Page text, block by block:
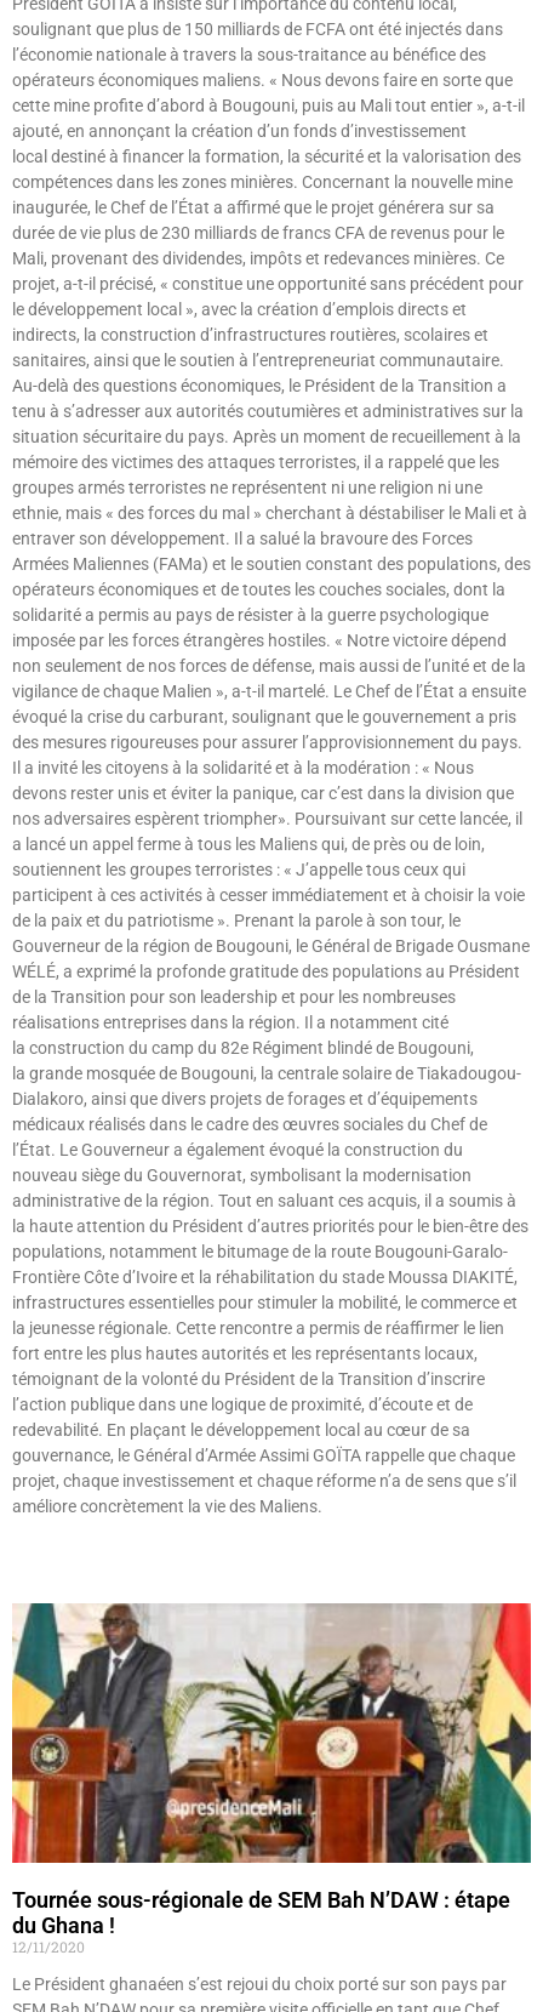
Président GOÏTA a insisté sur l’importance du contenu local,
soulignant que plus de 150 milliards de FCFA ont été injectés dans
l’économie nationale à travers la sous-traitance au bénéfice des
opérateurs économiques maliens. « Nous devons faire en sorte que
cette mine profite d’abord à Bougouni, puis au Mali tout entier », a-t-il
ajouté, en annonçant la création d’un fonds d’investissement
local destiné à financer la formation, la sécurité et la valorisation des
compétences dans les zones minières. Concernant la nouvelle mine
inaugurée, le Chef de l’État a affirmé que le projet générera sur sa
durée de vie plus de 230 milliards de francs CFA de revenus pour le
Mali, provenant des dividendes, impôts et redevances minières. Ce
projet, a-t-il précisé, « constitue une opportunité sans précédent pour
le développement local », avec la création d’emplois directs et
indirects, la construction d’infrastructures routières, scolaires et
sanitaires, ainsi que le soutien à l’entrepreneuriat communautaire.
Au-delà des questions économiques, le Président de la Transition a
tenu à s’adresser aux autorités coutumières et administratives sur la
situation sécuritaire du pays. Après un moment de recueillement à la
mémoire des victimes des attaques terroristes, il a rappelé que les
groupes armés terroristes ne représentent ni une religion ni une
ethnie, mais « des forces du mal » cherchant à déstabiliser le Mali et à
entraver son développement. Il a salué la bravoure des Forces
Armées Maliennes (FAMa) et le soutien constant des populations, des
opérateurs économiques et de toutes les couches sociales, dont la
solidarité a permis au pays de résister à la guerre psychologique
imposée par les forces étrangères hostiles. « Notre victoire dépend
non seulement de nos forces de défense, mais aussi de l’unité et de la
vigilance de chaque Malien », a-t-il martelé. Le Chef de l’État a ensuite
évoqué la crise du carburant, soulignant que le gouvernement a pris
des mesures rigoureuses pour assurer l’approvisionnement du pays.
Il a invité les citoyens à la solidarité et à la modération : « Nous
devons rester unis et éviter la panique, car c’est dans la division que
nos adversaires espèrent triompher». Poursuivant sur cette lancée, il
a lancé un appel ferme à tous les Maliens qui, de près ou de loin,
soutiennent les groupes terroristes : « J’appelle tous ceux qui
participent à ces activités à cesser immédiatement et à choisir la voie
de la paix et du patriotisme ». Prenant la parole à son tour, le
Gouverneur de la région de Bougouni, le Général de Brigade Ousmane
WÉLÉ, a exprimé la profonde gratitude des populations au Président
de la Transition pour son leadership et pour les nombreuses
réalisations entreprises dans la région. Il a notamment cité
la construction du camp du 82e Régiment blindé de Bougouni,
la grande mosquée de Bougouni, la centrale solaire de Tiakadougou-
Dialakoro, ainsi que divers projets de forages et d’équipements
médicaux réalisés dans le cadre des œuvres sociales du Chef de
l’État. Le Gouverneur a également évoqué la construction du
nouveau siège du Gouvernorat, symbolisant la modernisation
administrative de la région. Tout en saluant ces acquis, il a soumis à
la haute attention du Président d’autres priorités pour le bien-être des
populations, notamment le bitumage de la route Bougouni-Garalo-
Frontière Côte d’Ivoire et la réhabilitation du stade Moussa DIAKITÉ,
infrastructures essentielles pour stimuler la mobilité, le commerce et
la jeunesse régionale. Cette rencontre a permis de réaffirmer le lien
fort entre les plus hautes autorités et les représentants locaux,
témoignant de la volonté du Président de la Transition d’inscrire
l’action publique dans une logique de proximité, d’écoute et de
redevabilité. En plaçant le développement local au cœur de sa
gouvernance, le Général d’Armée Assimi GOÏTA rappelle que chaque
projet, chaque investissement et chaque réforme n’a de sens que s’il
améliore concrètement la vie des Maliens.
Tournée sous-régionale de SEM Bah N’DAW : étape
du Ghana !
12/11/2020
Le Président ghanaéen s’est rejoui du choix porté sur son pays par